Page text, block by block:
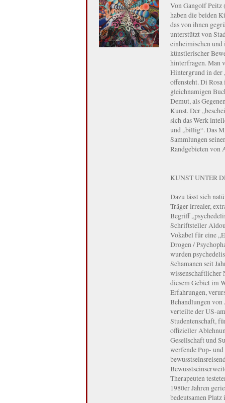
Von Gangolf Peitz
haben die beiden
das von ihnen
unterstützt von
einheimischen
künstlerischer
hinterfragen. Man
Hintergrund in der
offensteht. Di Rosa
gleichnamigen
Demut, als
Kunst. Der
sich das Werk
und „billig“. Das
Sammlungen
Randgebieten von
KUNST UNTER
Dazu lässt sich
Träger irrealer,
Begriff
Schriftsteller
Vokabel für eine
Drogen /
wurden
Schamanen seit
wissenschaftlicher
diesem Gebiet im
Erfahrungen,
Behandlungen von
verteilte der US-
Studentenschaft,
offizieller
Gesellschaft und
werfende Pop-
Therapeuten
1980er Jahren
bedeutsamen